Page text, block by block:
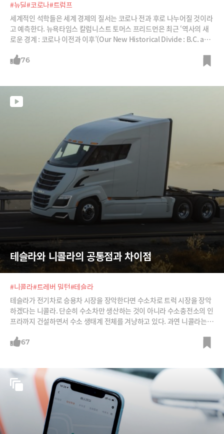
#뉴딜#코로나#트럼프
세계적인 석학들은 세계 경제의 질서는 코로나 전과 후로 나누어질 것이라
고 예측한다. 뉴욕타임스 칼럼니스트 토머스 프리드먼은 최근 ‘역사의 새
로운 경계 : 코로나 이전과 이후’(Our New Historical Divide : B.C. and
계는 지금까지 우리가 알았던 것과는 무척이나 다른 모습일 것”이라고 말
76
테슬라와 니콜라의 공통점과 차이점
#니콜라#트레버 밀턴#테슬라
테슬라가 전기차로 승용차 시장을 장악한다면 수소차로 트럭 시장을 장악
하겠다는 니콜라. 단순히 수소차만 생산하는 것이 아니라 수소충전소의 인
프라까지 건설하면서 수소 생태계 전체를 겨냥하고 있다. 과연 니콜라는
지 분석한다.
67